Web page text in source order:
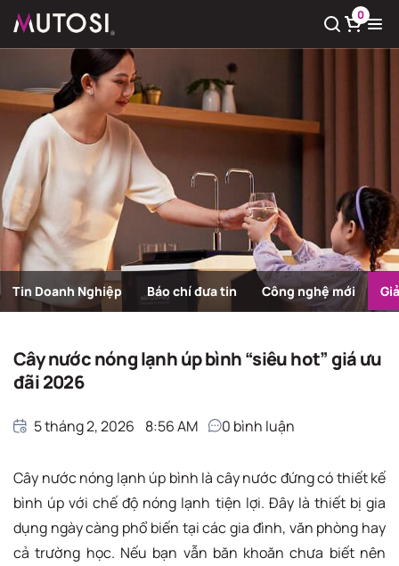
0
Có sản phẩm trong giỏ hàng
Trang chủ Giải pháp nước sạch
Tin Doanh Nghiệp Báo chí đưa tin Công nghệ mới
Cây nước nóng lạnh úp bình “siêu hot” giá ưu
đãi 2026
5 tháng 2, 2026 8:56 AM 0 bình luận
Cây nước nóng lạnh úp bình là cây nước đứng có thiết kế
bình úp với chế độ nóng lạnh tiện lợi. Đây là thiết bị gia
dụng ngày càng phổ biến tại các gia đình, văn phòng hay
cả trường học. Nếu bạn vẫn băn khoăn chưa biết nên